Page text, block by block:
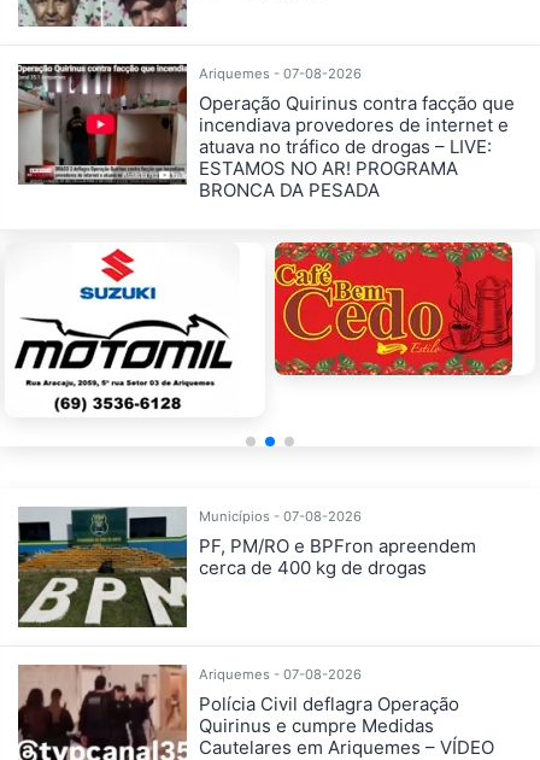
Ariquemes - 07-08-2026
Operação Quirinus contra facção que
incendiava provedores de internet e
atuava no tráfico de drogas – LIVE:
ESTAMOS NO AR! PROGRAMA
BRONCA DA PESADA
Municípios - 07-08-2026
PF, PM/RO e BPFron apreendem
cerca de 400 kg de drogas
Ariquemes - 07-08-2026
Polícia Civil deflagra Operação
Quirinus e cumpre Medidas
Cautelares em Ariquemes – VÍDEO